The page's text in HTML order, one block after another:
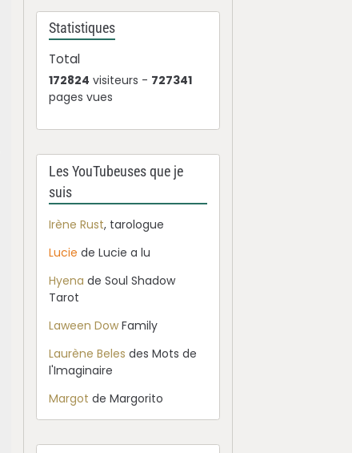
Statistiques
Total
172824 visiteurs - 727341
pages vues
Les YouTubeuses que je
suis
Irène Rust, tarologue
Luciede Lucie a lu
Hyena de Soul Shadow
Tarot
Laween DowFamily
Laurène Beles des Mots de
l'Imaginaire
Margot de Margorito